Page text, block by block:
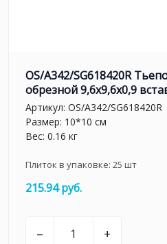
OS/A342/SG618420R
обрезной 9,6x9,6x0,9
Артикул: OS/A342/SG618420R
Размер: 10*10 см
Вес: 0.16 кг
Плиток в упаковке: 25 шт
215.94 руб.
– +